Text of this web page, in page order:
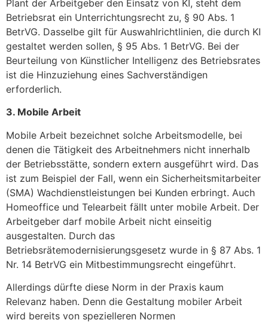
Plant der Arbeitgeber den Einsatz von KI, steht dem
Betriebsrat ein Unterrichtungsrecht zu, § 90 Abs. 1
BetrVG. Dasselbe gilt für Auswahlrichtlinien, die durch KI
gestaltet werden sollen, § 95 Abs. 1 BetrVG. Bei der
Beurteilung von Künstlicher Intelligenz des Betriebsrates
ist die Hinzuziehung eines Sachverständigen
erforderlich.
3. Mobile Arbeit
Mobile Arbeit bezeichnet solche Arbeitsmodelle, bei
denen die Tätigkeit des Arbeitnehmers nicht innerhalb
der Betriebsstätte, sondern extern ausgeführt wird. Das
ist zum Beispiel der Fall, wenn ein Sicherheitsmitarbeiter
(SMA) Wachdienstleistungen bei Kunden erbringt. Auch
Homeoffice und Telearbeit fällt unter mobile Arbeit. Der
Arbeitgeber darf mobile Arbeit nicht einseitig
ausgestalten. Durch das
Betriebsrätemodernisierungsgesetz wurde in § 87 Abs. 1
Nr. 14 BetrVG ein Mitbestimmungsrecht eingeführt.
Allerdings dürfte diese Norm in der Praxis kaum
Relevanz haben. Denn die Gestaltung mobiler Arbeit
wird bereits von spezielleren Normen